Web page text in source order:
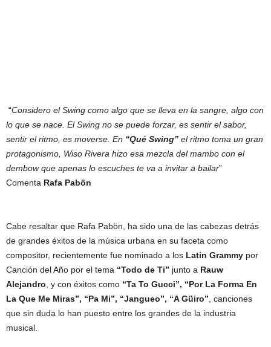
“Considero el Swing como algo que se lleva en la sangre, algo con
lo que se nace. El Swing no se puede forzar, es sentir el sabor,
sentir el ritmo, es moverse. En “Qué Swing” el ritmo toma un gran
protagonismo, Wiso Rivera hizo esa mezcla del mambo con el
dembow que apenas lo escuches te va a invitar a bailar”
Comenta Rafa Pabön
Cabe resaltar que Rafa Pabön, ha sido una de las cabezas detrás
de grandes éxitos de la música urbana en su faceta como
compositor, recientemente fue nominado a los Latin Grammy por
Canción del Año por el tema “Todo de Ti” junto a Rauw
Alejandro, y con éxitos como “Ta To Gucci”, “Por La Forma En
La Que Me Miras”, “Pa Mi”, “Jangueo”, “A Güiro”, canciones
que sin duda lo han puesto entre los grandes de la industria
musical.